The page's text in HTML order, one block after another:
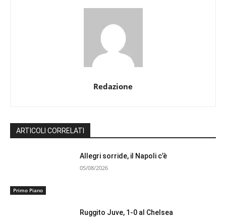
Redazione
ARTICOLI CORRELATI
Primo Piano
Allegri sorride, il Napoli c’è
05/08/2026
Ruggito Juve, 1-0 al Chelsea